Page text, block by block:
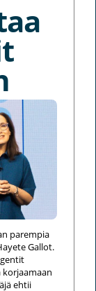
parempia
Gallot.
ehtii